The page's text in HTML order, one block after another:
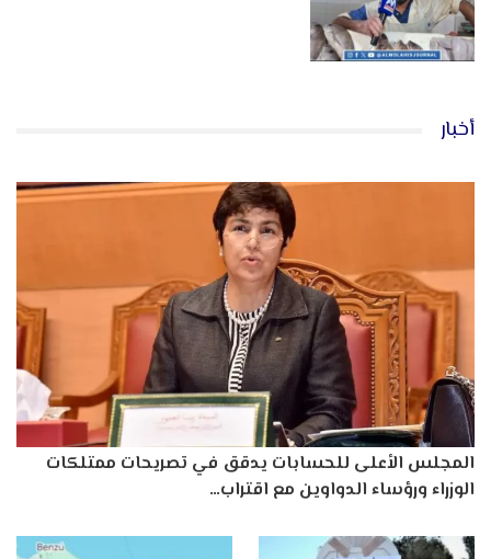
أخبار
المجلس الأعلى للحسابات يدقق في تصريحات ممتلكات
الوزراء ورؤساء الدواوين مع اقتراب…